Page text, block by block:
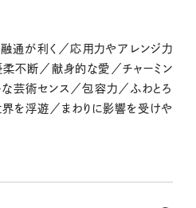
通が利く／応用力やアレンジ力
不断／献身的な愛／チャーミン
芸術センス／包容力／ふわとろ
界を浮遊／まわりに影響を受けや